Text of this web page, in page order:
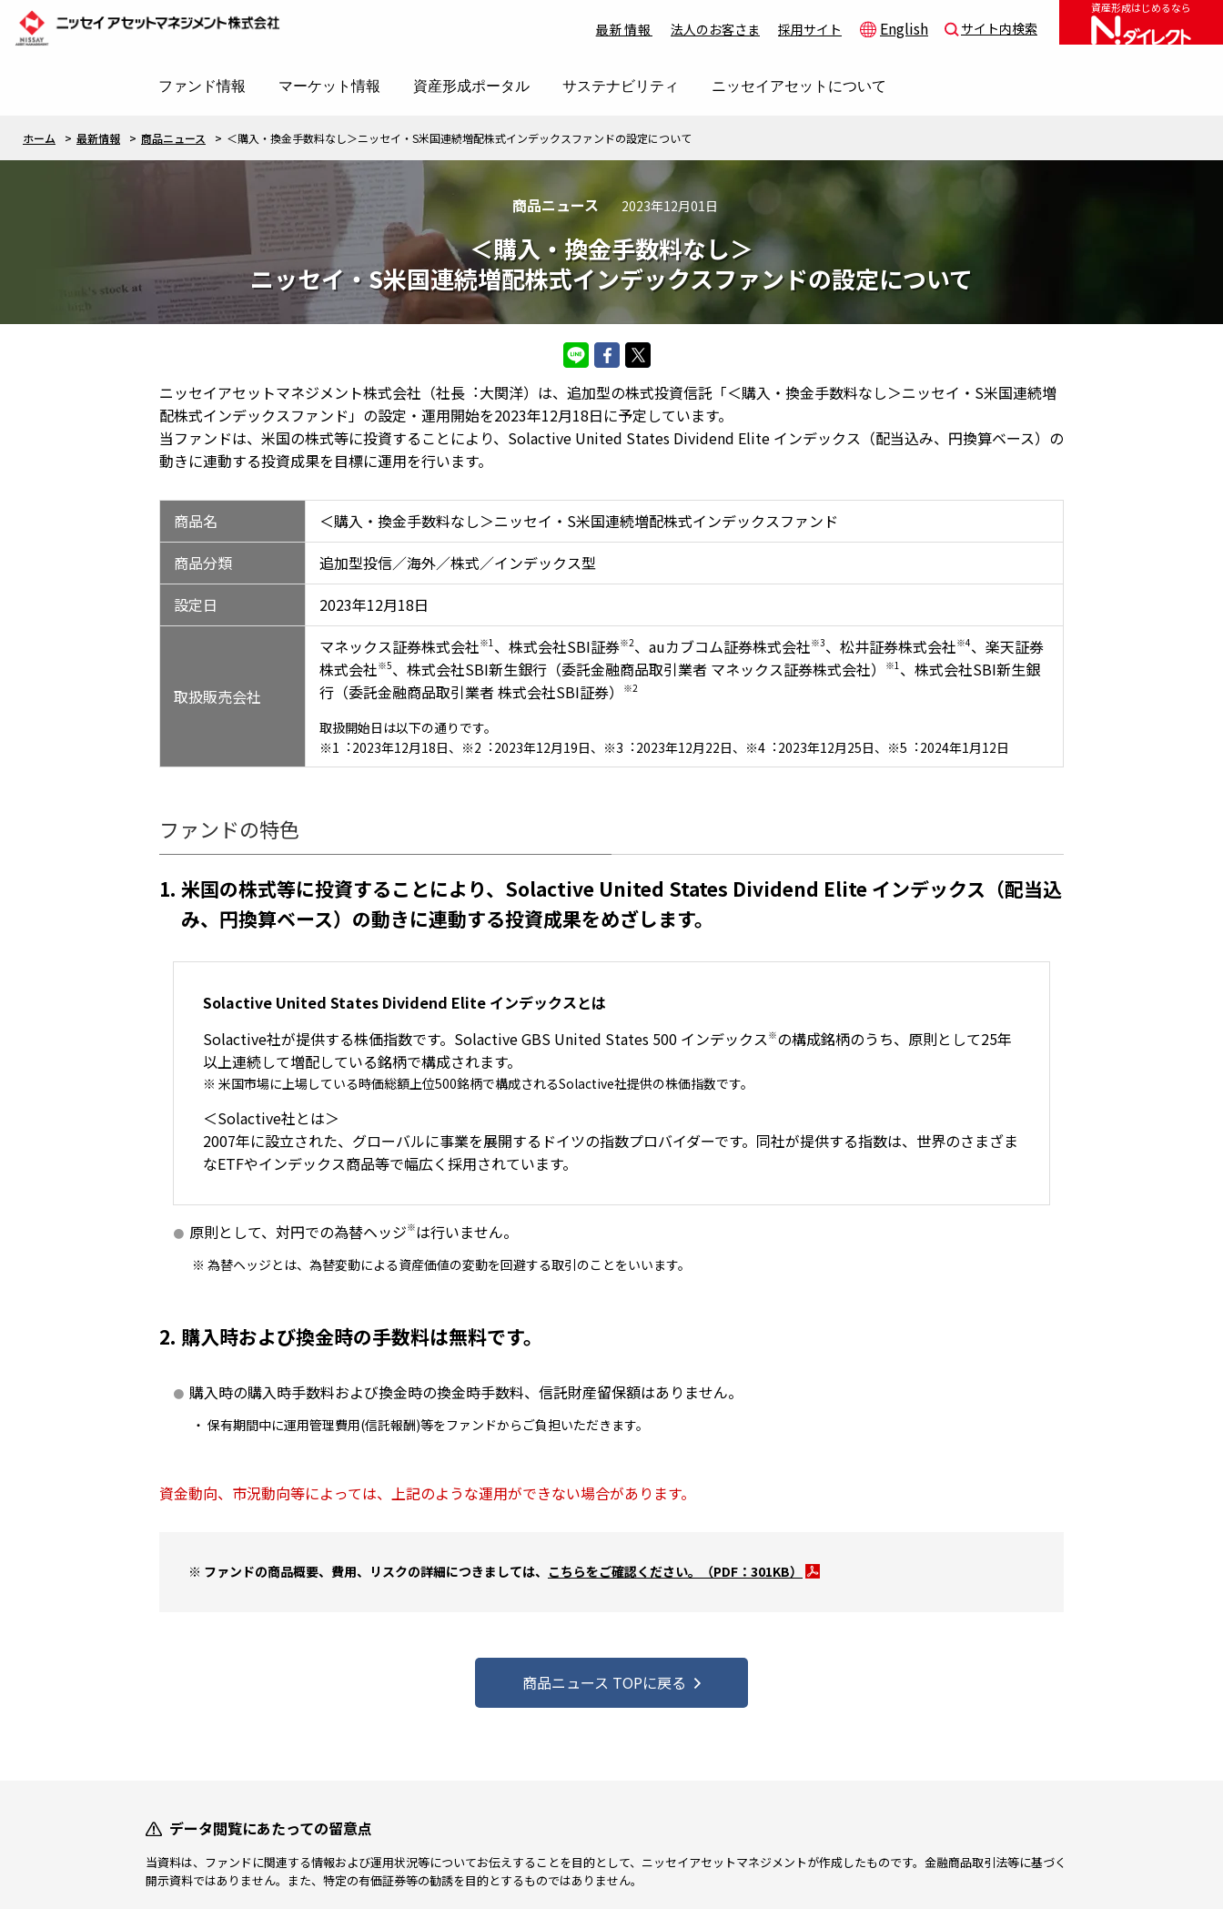
最新情報 法人のお客さま 採用サイト English サイト内検索
ファンド情報 マーケット情報 資産形成ポータル サステナビリティ ニッセイアセットについて
資産形成はじめるなら
ホーム 最新情報 商品ニュース ＜購⼊・換⾦⼿数料なし＞ニッセイ・S⽶国連続増配株式インデックスファンドの設定について
商品ニュース 2023年12月01日
＜購⼊・換⾦⼿数料なし＞
ニッセイ・S⽶国連続増配株式インデックスファンドの設定について
ニッセイアセットマネジメント株式会社（社⻑︓⼤関洋）は、追加型の株式投資信託「＜購⼊・換⾦⼿数料なし＞ニッセイ・S⽶国連続増
配株式インデックスファンド」の設定・運⽤開始を2023年12⽉18⽇に予定しています。
当ファンドは、⽶国の株式等に投資することにより、Solactive United States Dividend Elite インデックス（配当込み、円換算ベース）の
動きに連動する投資成果を⽬標に運⽤を⾏います。
商品名
＜購⼊・換⾦⼿数料なし＞ニッセイ・S⽶国連続増配株式インデックスファンド
商品分類
追加型投信／海外／株式／インデックス型
設定⽇
2023年12⽉18⽇
取扱販売会社
マネックス証券株式会社※1、株式会社SBI証券※2、auカブコム証券株式会社※3、松井証券株式会社※4、楽天証券
株式会社※5、株式会社SBI新⽣銀⾏（委託⾦融商品取引業者 マネックス証券株式会社） ※1、株式会社SBI新⽣銀
⾏（委託⾦融商品取引業者 株式会社SBI証券）
※2
取扱開始⽇は以下の通りです。
※1︓2023年12⽉18⽇、※2︓2023年12⽉19⽇、※3︓2023年12⽉22⽇、※4︓2023年12⽉25⽇、※5︓2024年1⽉12⽇
ファンドの特⾊
1. ⽶国の株式等に投資することにより、Solactive United States Dividend Elite インデックス（配当込
み、円換算ベース）の動きに連動する投資成果をめざします。
Solactive United States Dividend Elite インデックスとは
Solactive社が提供する株価指数です。Solactive GBS United States 500 インデックス※の構成銘柄のうち、原則として25年
以上連続して増配している銘柄で構成されます。
⽶国市場に上場している時価総額上位500銘柄で構成されるSolactive社提供の株価指数です。
＜Solactive社とは＞
2007年に設⽴された、グローバルに事業を展開するドイツの指数プロバイダーです。同社が提供する指数は、世界のさまざま
なETFやインデックス商品等で幅広く採⽤されています。
原則として、対円での為替ヘッジ※は⾏いません。
為替ヘッジとは、為替変動による資産価値の変動を回避する取引のことをいいます。
2. 購⼊時および換⾦時の⼿数料は無料です。
購⼊時の購⼊時⼿数料および換⾦時の換⾦時⼿数料、信託財産留保額はありません。
保有期間中に運⽤管理費⽤(信託報酬)等をファンドからご負担いただきます。
資⾦動向、市況動向等によっては、上記のような運⽤ができない場合があります。
ファンドの商品概要、費用、リスクの詳細につきましては、 こちらをご確認ください。（PDF： 301KB）
商品ニュース TOPに戻る
データ閲覧にあたっての留意点
当資料は、ファンドに関連する情報および運用状況等についてお伝えすることを目的として、ニッセイアセットマネジメントが作成したものです。金融商品取引法等に基づく
開示資料ではありません。また、特定の有価証券等の勧誘を目的とするものではありません。